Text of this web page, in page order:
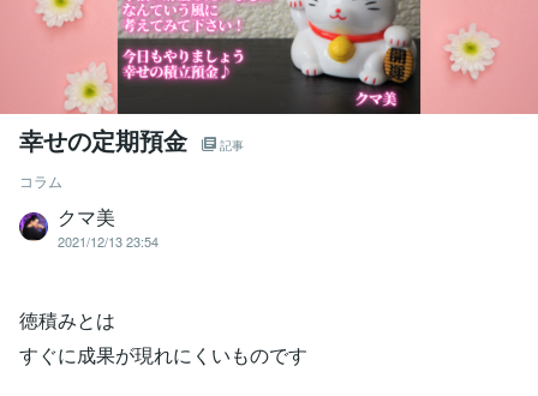
幸せの定期預金 記事
コラム
クマ美
2021/12/13 23:54
徳積みとは
すぐに成果が現れにくいものです